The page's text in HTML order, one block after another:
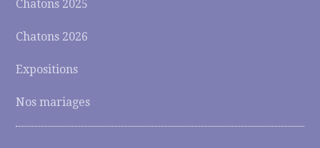
Chatons 2025
Chatons 2026
Expositions
Nos mariages